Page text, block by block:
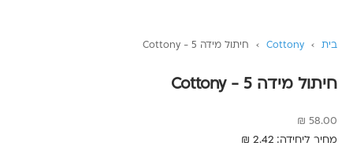
בית ›
Cottony
› חיתול מידה 5 - Cottony
חיתול מידה 5 - Cottony
מחיר מבצע
58.00 ₪
מחיר ליחידה: 2.42 ₪